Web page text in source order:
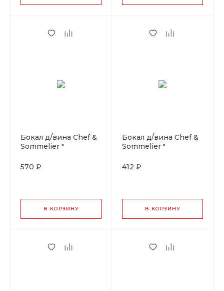
Бокал д/вина Chef &
Sommelier "
d=91 мм. h=220 мм.
570 ₽
В КОРЗИНУ
Бокал д/вина Chef &
Sommelier "
d=83 мм. h=206 мм. .
412 ₽
В КОРЗИНУ